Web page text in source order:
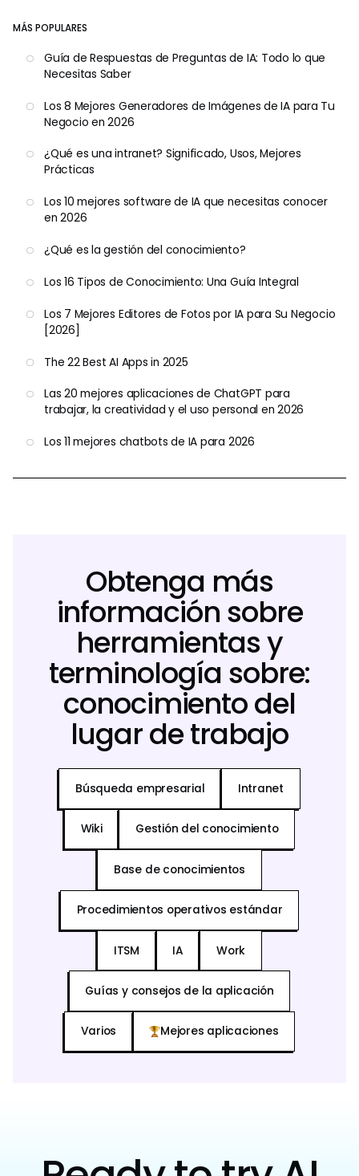
MÁS POPULARES
Guía de Respuestas de Preguntas de IA: Todo lo que
Necesitas Saber
Los 8 Mejores Generadores de Imágenes de IA para Tu
Negocio en 2026
¿Qué es una intranet? Significado, Usos, Mejores
Prácticas
Los 10 mejores software de IA que necesitas conocer
en 2026
¿Qué es la gestión del conocimiento?
Los 16 Tipos de Conocimiento: Una Guía Integral
Los 7 Mejores Editores de Fotos por IA para Su Negocio
[2026]
The 22 Best AI Apps in 2025
Las 20 mejores aplicaciones de ChatGPT para
trabajar, la creatividad y el uso personal en 2026
Los 11 mejores chatbots de IA para 2026
Obtenga más
información sobre
herramientas y
terminología sobre:
conocimiento del
lugar de trabajo
Búsqueda empresarial Intranet
Wiki Gestión del conocimiento
Base de conocimientos
Procedimientos operativos estándar
ITSM IA Work
Guías y consejos de la aplicación
Varios Mejores aplicaciones